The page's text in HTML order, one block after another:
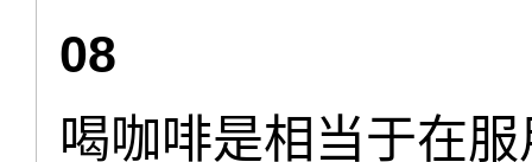
08
喝咖啡是相当于在